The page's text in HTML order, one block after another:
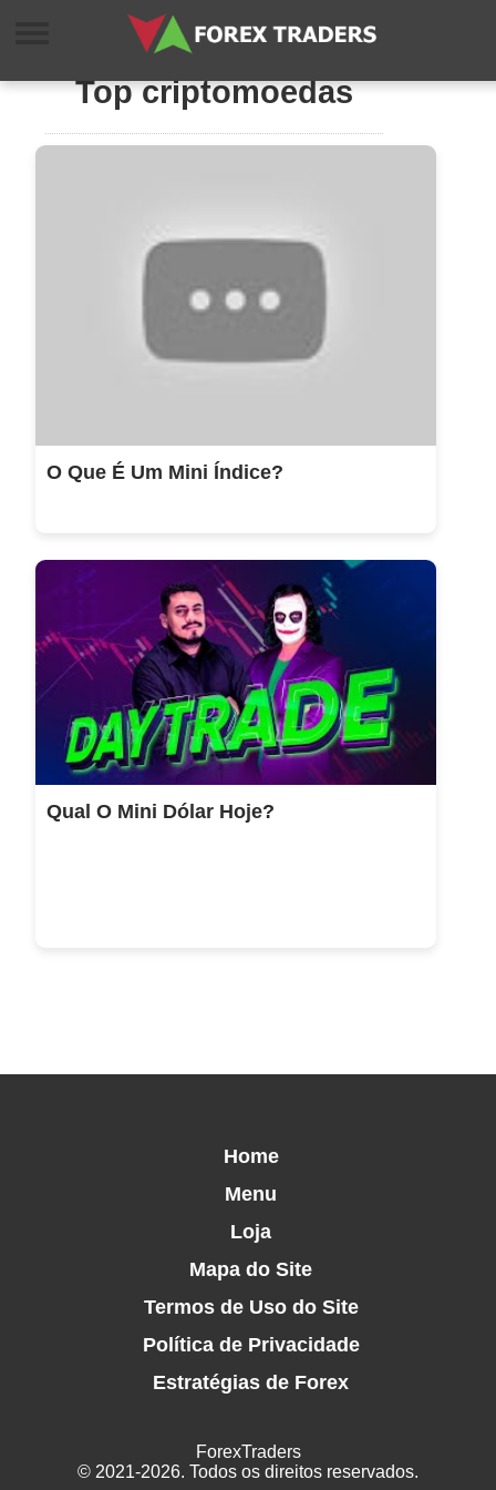
Top criptomoedas
O Que É Um Mini Índice?
Qual O Mini Dólar Hoje?
Home
Menu
Loja
Mapa do Site
Termos de Uso do Site
Política de Privacidade
Estratégias de Forex
ForexTraders
© 2021-2026. Todos os direitos reservados.